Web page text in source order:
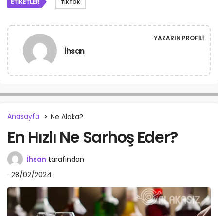
ETIKETLER TIKTOK
İhsan
YAZARIN PROFILI
Anasayfa Ne Alaka?
En Hızlı Ne Sarhoş Eder?
İhsan tarafından
28/02/2024